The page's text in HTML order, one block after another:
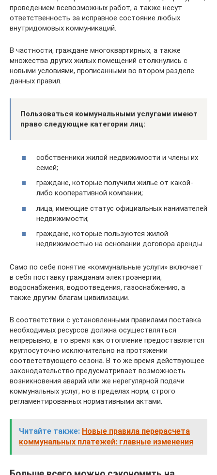
проведением всевозможных работ, а также несут
ответственность за исправное состояние любых
внутридомовых коммуникаций.
В частности, граждане многоквартирных, а также
множества других жилых помещений столкнулись с
новыми условиями, прописанными во втором разделе
данных правил.
Пользоваться коммунальными услугами имеют
право следующие категории лиц:
собственники жилой недвижимости и члены их
семей;
граждане, которые получили жилье от какой-
либо кооперативной компании;
лица, имеющие статус официальных нанимателей
недвижимости;
граждане, которые пользуются жилой
недвижимостью на основании договора аренды.
Само по себе понятие «коммунальные услуги» включает
в себя поставку гражданам электроэнергии,
водоснабжения, водоотведения, газоснабжению, а
также другим благам цивилизации.
В соответствии с установленными правилами поставка
необходимых ресурсов должна осуществляться
непрерывно, в то время как отопление предоставляется
круглосуточно исключительно на протяжении
соответствующего сезона. В то же время действующее
законодательство предусматривает возможность
возникновения аварий или же нерегулярной подачи
коммунальных услуг, но в пределах норм, строго
регламентированных нормативными актами.
Читайте также: Новые правила перерасчета
коммунальных платежей: главные изменения